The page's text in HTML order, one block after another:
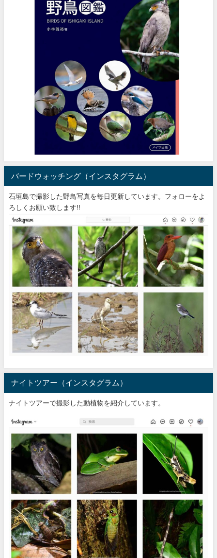
バードウォッチング（インスタグラム）
石垣島で撮影した野鳥写真を毎日更新しています。フォローをよ
ろしくお願い致します!!
ナイトツアー（インスタグラム）
ナイトツアーで撮影した動植物を紹介しています。